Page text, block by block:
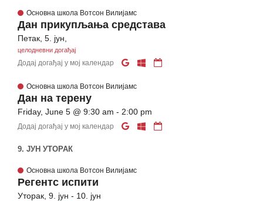
Основна школа Вотсон Вилијамс
Дан прикупљања средстава
Петак, 5. јун,
целодневни догађај
Додај догађај у мој календар
Основна школа Вотсон Вилијамс
Дан на терену
Friday, June 5 @ 9:30 am - 2:00 pm
Додај догађај у мој календар
9. ЈУН УТОРАК
Основна школа Вотсон Вилијамс
Регентс испити
Уторак, 9. јун - 10. јун